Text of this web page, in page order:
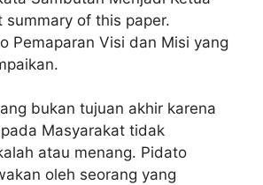
summary of this paper.
Pemaparan Visi dan Misi yang
bukan tujuan akhir karena
Masyarakat tidak
atau menang. Pidato
oleh seorang yang